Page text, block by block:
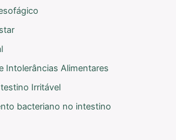
Intolerâncias Alimentares
Irritável
bacteriano no intestino